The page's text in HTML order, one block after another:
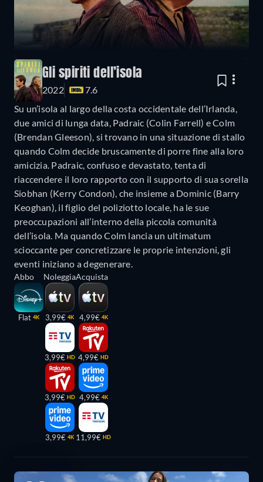
Gli spiriti dell’isola
2022
7.6
Su un’isola al largo della costa occidentale dell’Irlanda,
due amici di lunga data, Padraic (Colin Farrell) e Colm
(Brendan Gleeson), si trovano in una situazione di stallo
quando Colm decide bruscamente di porre fine alla loro
amicizia. Padraic, confuso e devastato, tenta di
riaccendere il loro rapporto con il supporto di sua sorella
Siobhan (Kerry Condon), che insieme a Dominic (Barry
Keoghan), il figlio del poliziotto locale, ha le sue
preoccupazioni all’interno della piccola comunità
dell’isola. Ma quando Colm lancia un ultimatum
scioccante per concretizzare le proprie intenzioni, gli
eventi iniziano a degenerare.
Abbo
Flat 4K
Noleggia
3,99€ 4K
3,99€ HD
3,99€ HD
3,99€ 4K
Acquista
4,99€ 4K
4,99€ HD
4,99€ 4K
11,99€ HD